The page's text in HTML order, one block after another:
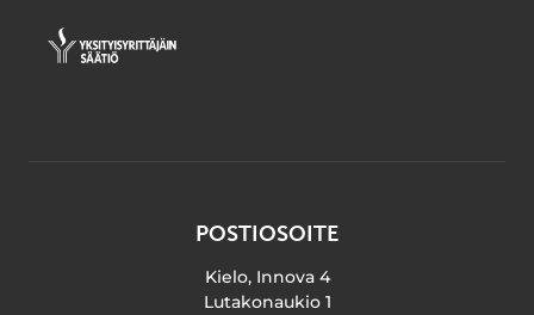
POSTIOSOITE
Kielo, Innova 4
Lutakonaukio 1